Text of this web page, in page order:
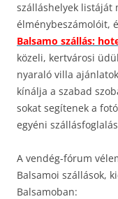
szálláshelyek listáját
élménybeszámolóit,
Balsamo szállás:
közeli, kertvárosi
nyaraló villa
kínálja a szabad
sokat segítenek a
egyéni
A vendég-fórum
Balsamoi szállások,
Balsamoban: